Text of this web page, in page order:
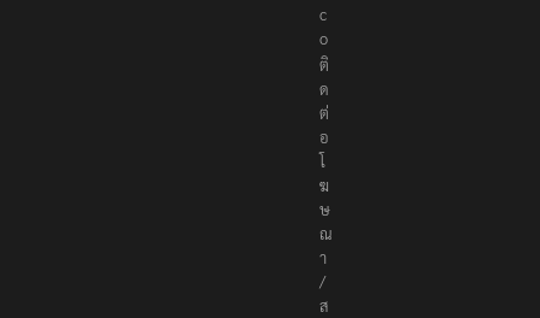
c
o
ติ
ด
ต่
อ
โ
ฆ
ษ
ณ
า
/
ส